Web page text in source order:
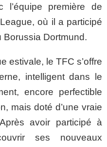
l’équipe première de
où il a participé
Borussia Dortmund.
estivale, le TFC s’offre
intelligent dans le
encore perfectible
mais doté d’une vraie
avoir participé à
ses nouveaux